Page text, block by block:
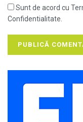
Sunt de acord cu
Confidentialitate.